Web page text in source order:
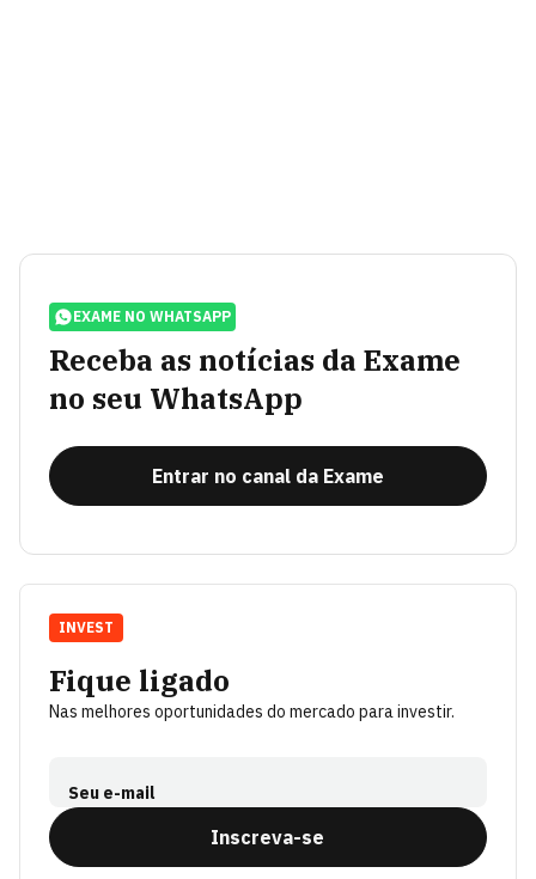
EXAME NO WHATSAPP
Receba as notícias da Exame
no seu WhatsApp
Entrar no canal da Exame
Fique ligado
Nas melhores oportunidades do mercado para investir.
Seu e-mail
Inscreva-se
INVEST